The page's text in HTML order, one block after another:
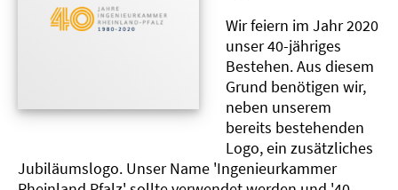
Wir feiern im Jahr 2020
unser 40-jähriges
Bestehen. Aus diesem
Grund benötigen wir,
neben unserem
bereits bestehenden
Logo, ein zusätzliches
Jubiläumslogo. Unser Name 'Ingenieurkammer